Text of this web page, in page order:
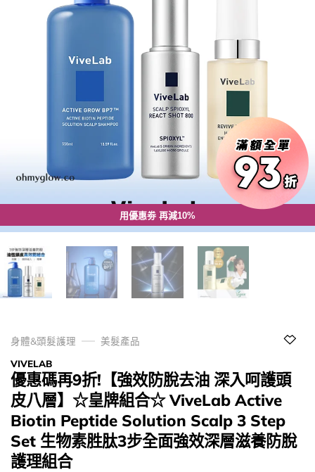
用優惠劵 再減10%
身體&頭髮護理
美髮產品
VIVELAB
優惠碼再9折!【強效防脫去油 深入呵護頭
皮八層】☆皇牌組合☆ ViveLab Active
Biotin Peptide Solution Scalp 3 Step
Set 生物素胜肽3步全面強效深層滋養防脫
護理組合